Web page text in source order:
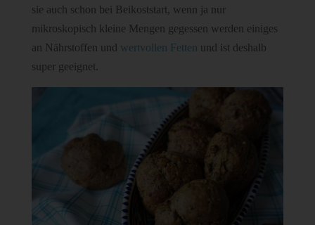
sie auch schon bei Beikoststart, wenn ja nur
mikroskopisch kleine Mengen gegessen werden einiges
an Nährstoffen und wertvollen Fetten und ist deshalb
super geeignet.